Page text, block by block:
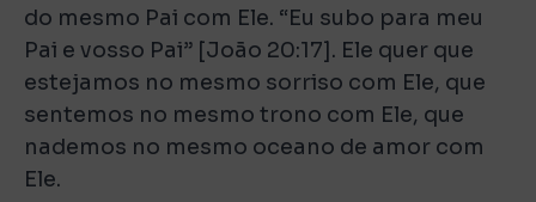
do mesmo Pai com Ele. “Eu subo para meu
Pai e vosso Pai” [João 20:17]. Ele quer que
estejamos no mesmo sorriso com Ele, que
sentemos no mesmo trono com Ele, que
nademos no mesmo oceano de amor com
Ele.